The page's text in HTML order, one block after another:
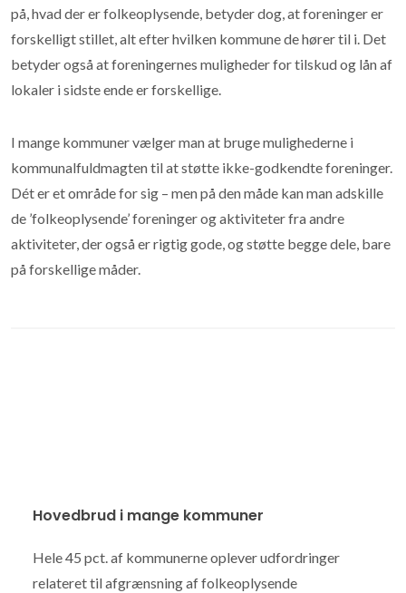
på, hvad der er folkeoplysende, betyder dog, at foreninger er
forskelligt stillet, alt efter hvilken kommune de hører til i. Det
betyder også at foreningernes muligheder for tilskud og lån af
lokaler i sidste ende er forskellige.
I mange kommuner vælger man at bruge mulighederne i
kommunalfuldmagten til at støtte ikke-godkendte foreninger.
Dét er et område for sig – men på den måde kan man adskille
de ’folkeoplysende’ foreninger og aktiviteter fra andre
aktiviteter, der også er rigtig gode, og støtte begge dele, bare
på forskellige måder.
Hovedbrud i mange kommuner
Hele 45 pct. af kommunerne oplever udfordringer
relateret til afgrænsning af folkeoplysende